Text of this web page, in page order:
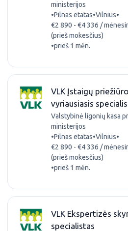
ministerijos
•Pilnas etatas•Vilnius•
€2 890 - €4 336 /
(prieš mokesčius)
•prieš 1 mėn.
VLK Įstaigų
vyriausiasis
Valstybinė ligonių kasa
ministerijos
•Pilnas etatas•Vilnius•
€2 890 - €4 336 /
(prieš mokesčius)
•prieš 1 mėn.
VLK Ekspertizės
specialistas